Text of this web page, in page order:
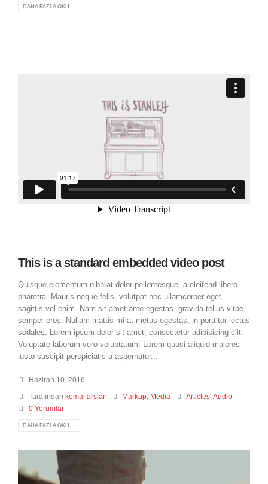
DAHA FAZLA OKU...
This is a standard embedded video post
Quisque elementum nibh at dolor pellentesque, a eleifend libero
pharetra. Mauris neque felis, volutpat nec ullamcorper eget,
sagittis vel enim. Nam sit amet ante egestas, gravida tellus vitae,
semper eros. Nullam mattis mi at metus egestas, in porttitor lectus
sodales. Lorem ipsum dolor sit amet, consectetur adipisicing elit.
Voluptate laborum vero voluptatum. Lorem quasi aliquid maiores
iusto suscipit perspiciatis a aspernatur...
Haziran 10, 2016
Tarafından kemal arslan Markup Media Articles ,Audio
0 Yorumlar
DAHA FAZLA OKU...